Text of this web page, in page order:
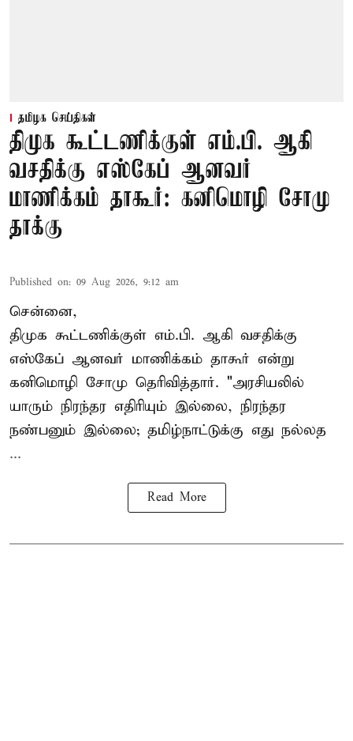
தமிழக செய்திகள்
திமுக கூட்டணிக்குள் எம்.பி. ஆகி
வசதிக்கு எஸ்கேப் ஆனவர்
மாணிக்கம் தாகூர்: கனிமொழி சோமு
தாக்கு
Published on: 09 Aug 2026, 9:12 am
சென்னை,
திமுக கூட்டணிக்குள் எம்.பி. ஆகி வசதிக்கு
எஸ்கேப் ஆனவர் மாணிக்கம் தாகூர் என்று
கனிமொழி சோமு தெரிவித்தார். "அரசியலில்
யாரும் நிரந்தர எதிரியும் இல்லை, நிரந்தர
நண்பனும் இல்லை; தமிழ்நாட்டுக்கு எது நல்லத
...
Read More